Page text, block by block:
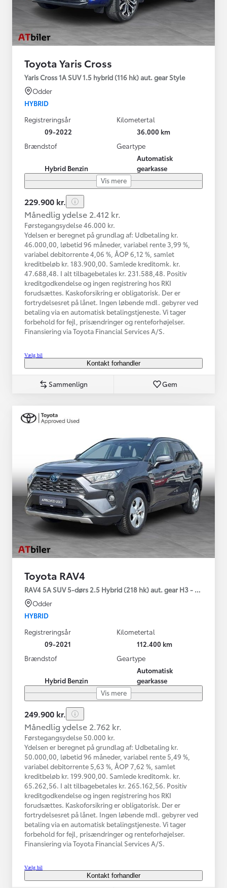
Toyota Yaris Cross
Yaris Cross 1A SUV 1.5 hybrid (116 hk) aut. gear Style
Odder
HYBRID
Registreringsår
09-2022
Kilometertal
36.000 km
Brændstof
Hybrid Benzin
Geartype
Automatisk
gearkasse
Vis mere
229.900 kr.
Månedlig ydelse 2.412 kr.
Førstegangsydelse 46.000 kr.
Ydelsen er beregnet på grundlag af: Udbetaling kr.
46.000,00, løbetid 96 måneder, variabel rente 3,99 %,
variabel debitorrente 4,06 %, ÅOP 6,12 %, samlet
kreditbeløb kr. 183.900,00. Samlede kreditomk. kr.
47.688,48. I alt tilbagebetales kr. 231.588,48. Positiv
kreditgodkendelse og ingen registrering hos RKI
forudsættes. Kaskoforsikring er obligatorisk. Der er
fortrydelsesret på lånet. Ingen løbende mdl. gebyrer ved
betaling via en automatisk betalingstjeneste. Vi tager
forbehold for fejl, prisændringer og renteforhøjelser.
Finansiering via Toyota Financial Services A/S.
Vælg bil
Kontakt forhandler
Sammenlign Gem
Toyota RAV4
RAV4 5A SUV 5-dørs 2.5 Hybrid (218 hk) aut. gear H3 - Comfort
Odder
HYBRID
Registreringsår
09-2021
Kilometertal
112.400 km
Brændstof
Hybrid Benzin
Geartype
Automatisk
gearkasse
Vis mere
249.900 kr.
Månedlig ydelse 2.762 kr.
Førstegangsydelse 50.000 kr.
Ydelsen er beregnet på grundlag af: Udbetaling kr.
50.000,00, løbetid 96 måneder, variabel rente 5,49 %,
variabel debitorrente 5,63 %, ÅOP 7,62 %, samlet
kreditbeløb kr. 199.900,00. Samlede kreditomk. kr.
65.262,56. I alt tilbagebetales kr. 265.162,56. Positiv
kreditgodkendelse og ingen registrering hos RKI
forudsættes. Kaskoforsikring er obligatorisk. Der er
fortrydelsesret på lånet. Ingen løbende mdl. gebyrer ved
betaling via en automatisk betalingstjeneste. Vi tager
forbehold for fejl, prisændringer og renteforhøjelser.
Finansiering via Toyota Financial Services A/S.
Vælg bil
Kontakt forhandler